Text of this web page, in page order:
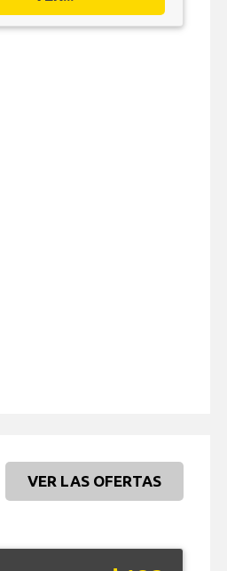
VER LAS OFERTAS